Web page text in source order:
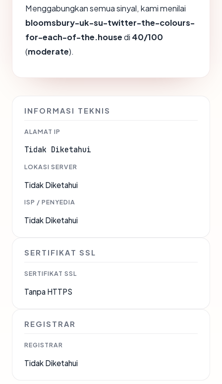
Menggabungkan semua sinyal, kami menilai
bloomsbury-uk-su-twitter-the-colours-
for-each-of-the.housedi 40/100
(moderate).
INFORMASI TEKNIS
ALAMAT IP
Tidak Diketahui
LOKASI SERVER
Tidak Diketahui
ISP / PENYEDIA
Tidak Diketahui
SERTIFIKAT SSL
SERTIFIKAT SSL
Tanpa HTTPS
REGISTRAR
REGISTRAR
Tidak Diketahui